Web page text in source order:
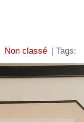
Non classé | Tags: